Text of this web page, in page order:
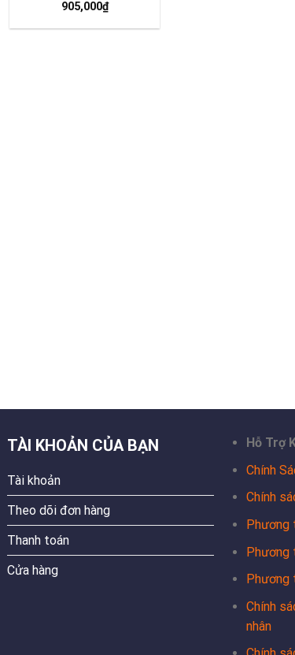
905,000₫
TÀI KHOẢN CỦA BẠN
Tài khoản
Theo dõi đơn hàng
Thanh toán
Cửa hàng
Hỗ Trợ
Chính
Chính
Phương
Phương
Phương
Chính
nhân